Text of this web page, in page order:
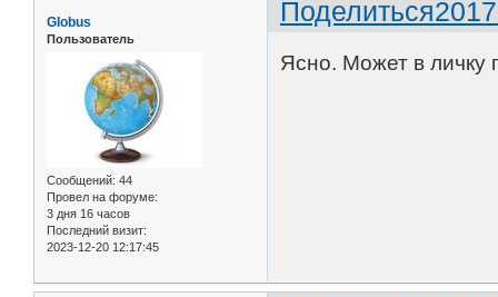
Поделиться
Globus
Пользователь
Сообщений: 44
Провел на форуме:
3 дня 16 часов
Последний визит:
2023-12-20 12:17:45
Ясно. Может в личку